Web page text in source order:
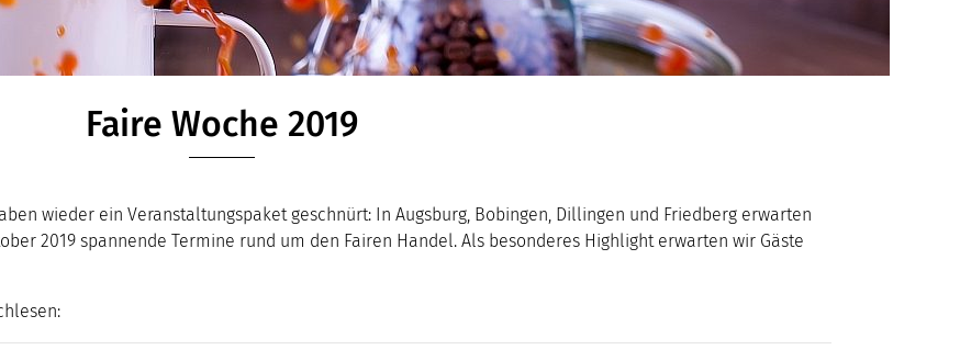
Faire Woche 2019
wieder ein Veranstaltungspaket geschnürt: In Augsburg, Bobingen, Dillingen und Friedberg erwarten
2019 spannende Termine rund um den Fairen Handel. Als besonderes Highlight erwarten wir Gäste